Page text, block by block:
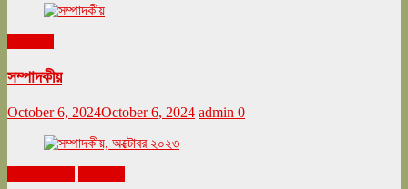
সম্পাদকীয়
October 6, 2024October 6, 2024 admin 0